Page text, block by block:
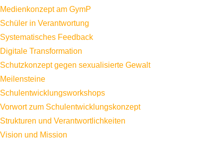
Medienkonzept am GymP
Schüler in Verantwortung
Systematisches Feedback
Digitale Transformation
Schutzkonzept gegen sexualisierte Gewalt
Meilensteine
Schulentwicklungsworkshops
Vorwort zum Schulentwicklungskonzept
Strukturen und Verantwortlichkeiten
Vision und Mission